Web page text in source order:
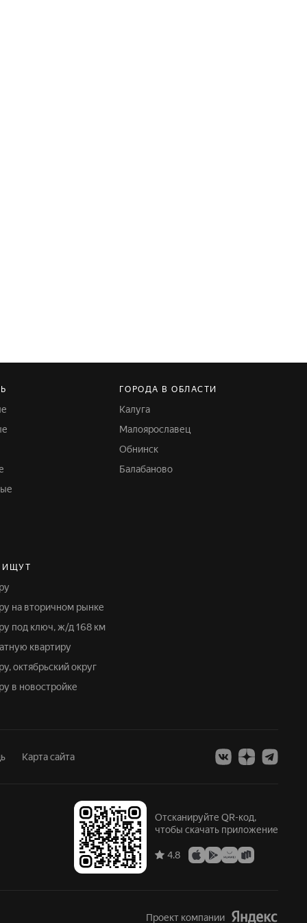
ГОРОДА В ОБЛАСТИ
Калуга
Малоярославец
Обнинск
Балабаново
ИЩУТ
на вторичном рынке
под ключ, ж/д 168 км
квартиру
октябрьский округ
в новостройке
Карта сайта
Отсканируйте QR-код,
чтобы скачать приложение
4.8
Проект компании